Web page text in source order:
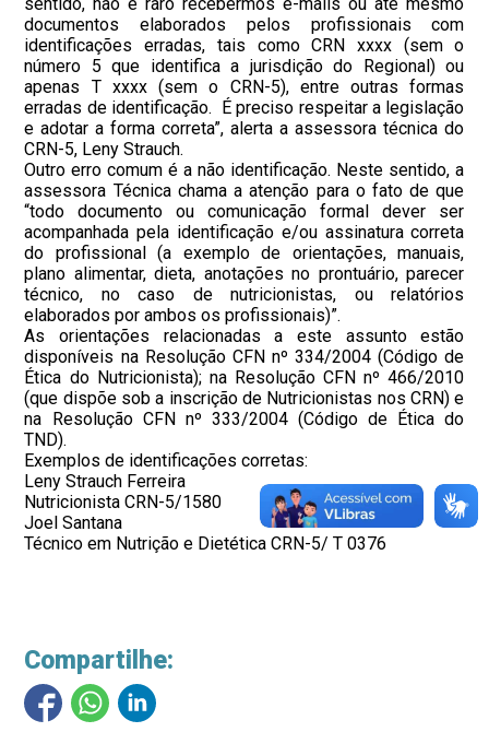
sentido, não é raro recebermos e-mails ou até mesmo
documentos elaborados pelos profissionais com
identificações erradas, tais como CRN xxxx (sem o
número 5 que identifica a jurisdição do Regional) ou
apenas T xxxx (sem o CRN-5), entre outras formas
erradas de identificação. É preciso respeitar a legislação
e adotar a forma correta”, alerta a assessora técnica do
CRN-5, Leny Strauch.
Outro erro comum é a não identificação. Neste sentido, a
assessora Técnica chama a atenção para o fato de que
“todo documento ou comunicação formal dever ser
acompanhada pela identificação e/ou assinatura correta
do profissional (a exemplo de orientações, manuais,
plano alimentar, dieta, anotações no prontuário, parecer
técnico, no caso de nutricionistas, ou relatórios
elaborados por ambos os profissionais)”.
As orientações relacionadas a este assunto estão
disponíveis na Resolução CFN nº 334/2004 (Código de
Ética do Nutricionista); na Resolução CFN nº 466/2010
(que dispõe sob a inscrição de Nutricionistas nos CRN) e
na Resolução CFN nº 333/2004 (Código de Ética do
TND).
Exemplos de identificações corretas:
Leny Strauch Ferreira
Nutricionista CRN-5/1580
Joel Santana
Técnico em Nutrição e Dietética CRN-5/ T 0376
Compartilhe: